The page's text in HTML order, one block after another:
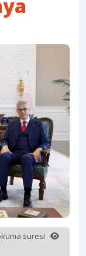
süresi